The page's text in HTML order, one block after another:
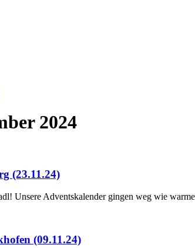
2024
(23.11.24)
Unsere Adventskalender gingen weg wie
(09.11.24)